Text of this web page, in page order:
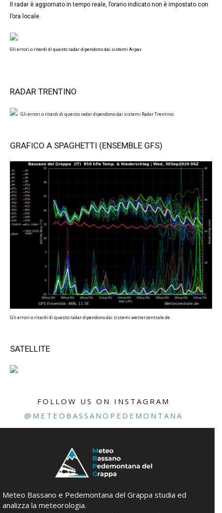
Il radar è aggiornato in tempo reale, l’orario indicato non è impostato con
l’ora locale.
Gli errori o ritardi di questo radar dipendono dai sistemi Arpav.
RADAR TRENTINO
Gli errori o ritardi di questo radar dipendono dai sistemi Radar Trentino.
GRAFICO A SPAGHETTI (ENSEMBLE GFS)
Gli errori o ritardi di questo radar dipendono dai sistemi wetterzentrale.de.
SATELLITE
FOLLOW US ON INSTAGRAM
@METEOBASSANOPEDEMONTANA
Meteo Bassano e Pedemontana del Grappa studia ed
analizza la meteorologia.